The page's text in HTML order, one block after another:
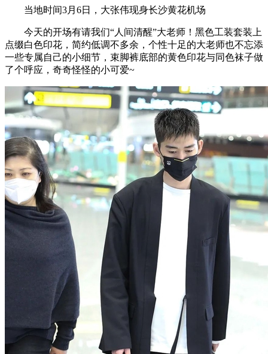
当地时间3月6日，大张伟现身长沙黄花机场
今天的开场有请我们“人间清醒”大老师！黑色工装套装上
点缀白色印花，简约低调不多余，个性十足的大老师也不忘添
一些专属自己的小细节，束脚裤底部的黄色印花与同色袜子做
了个呼应，奇奇怪怪的小可爱~